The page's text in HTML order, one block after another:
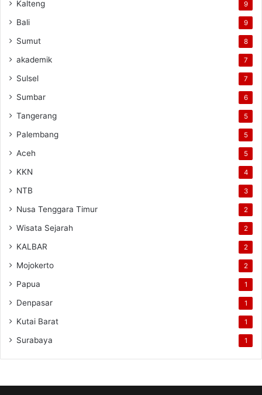
Kalteng 9
Bali 9
Sumut 8
akademik 7
Sulsel 7
Sumbar 6
Tangerang 5
Palembang 5
Aceh 5
KKN 4
NTB 3
Nusa Tenggara Timur 2
Wisata Sejarah 2
KALBAR 2
Mojokerto 2
Papua 1
Denpasar 1
Kutai Barat 1
Surabaya 1